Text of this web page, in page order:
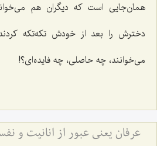
همان‌جایی است که دیگران هم
دخترش را بعد از خودش تکه‌تکه
می‌خوانند، چه حاصلی، چه فایده‌ای؟!
عرفان یعنی عبور از انانیت و